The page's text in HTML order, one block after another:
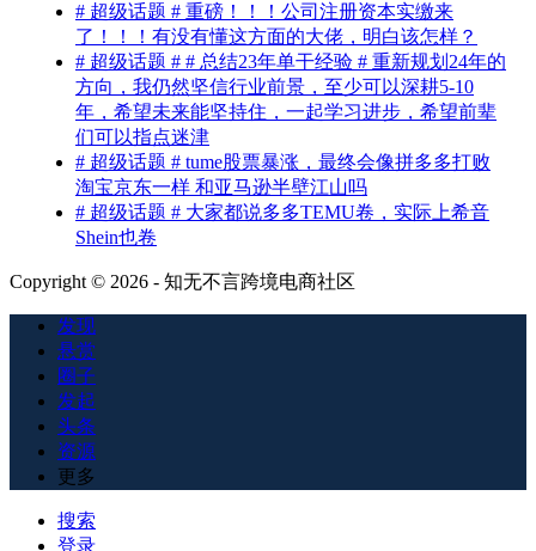
# 超级话题 # 重磅！！！公司注册资本实缴来
了！！！有没有懂这方面的大佬，明白该怎样？
# 超级话题 # # 总结23年单干经验 # 重新规划24年的
方向，我仍然坚信行业前景，至少可以深耕5-10
年，希望未来能坚持住，一起学习进步，希望前辈
们可以指点迷津
# 超级话题 # tume股票暴涨，最终会像拼多多打败
淘宝京东一样 和亚马逊半壁江山吗
# 超级话题 # 大家都说多多TEMU卷，实际上希音
Shein也卷
Copyright © 2026 - 知无不言跨境电商社区
发现
悬赏
圈子
发起
头条
资源
更多
搜索
登录